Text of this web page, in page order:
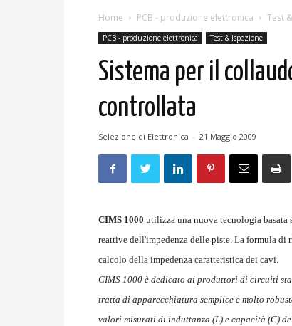
Home PCB - produzione elettronica Test
PCB - produzione elettronica Test & Ispezione
Sistema per il
controllata
Selezione di Elettronica - 21 Maggio 2009
CIMS 1000 utilizza una nuova tecnologia
reattive dell'impedenza delle piste. La formula di
calcolo della impedenza caratteristica dei cavi.
CIMS 1000 è dedicato ai produttori di circuiti
tratta di apparecchiatura semplice e molto
valori misurati di induttanza (L) e capacità (C)